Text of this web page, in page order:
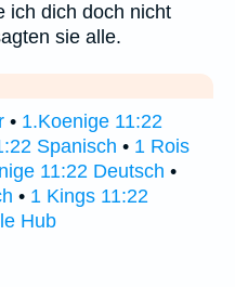
ich dich doch nicht
sie alle.
• 1.Koenige 11:22
Spanisch • 1 Rois
11:22 Deutsch •
• 1 Kings 11:22
Hub